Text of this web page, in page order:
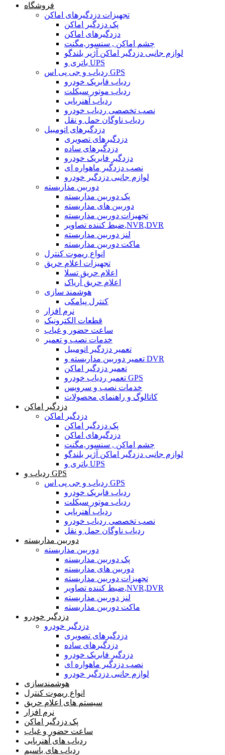
فروشگاه
تجهیزات دزدگیرهای اماکن
پک دزدگیر اماکن
دزدگیرهای اماکن
چشم اماکن , سنسور,مگنت
لوازم جانبی دزدگیر اماکن آژیر بلندگو
باتری و UPS
ردیاب و جی پی اس GPS
ردیاب فابریک خودرو
ردیاب موتور سیکلت
ردیاب آهنربایی
نصب تخصصی ردیاب خودرو
ردیاب ناوگان حمل و نقل
دزدگیرهای اتومبیل
دزدگیرهای تصویری
دزدگیرهای ساده
دزدگیر فابریک خودرو
نصب دزدگیر ماهواره ای
لوازم جانبی دزدگیر خودرو
دوربین مداربسته
پک دوربین مداربسته
دوربین های مداربسته
تجهیزات دوربین مداربسته
ضبط کننده تصاویر,NVR,DVR
لنز دوربین مداربسته
ماکت دوربین مداربسته
انواع ریموت کنترل
تجهیزات اعلام حریق
اعلام حریق تسلا
اعلام حریق آریاک
هوشمند سازی
کنترل پیامکی
نرم افزار
قطعات الکترونیک
ساعت حضور و غیاب
خدمات نصب و تعمیر
تعمیر دزدگیر اتومبیل
تعمیر دوربین مداربسته و DVR
تعمیر دزدگیر اماکن
تعمیر ردیاب خودرو GPS
خدمات نصب و سرویس
کاتالوگ و راهنمای محصولات
دزدگیر اماکن
دزدگیر اماکن
پک دزدگیر اماکن
دزدگیرهای اماکن
چشم اماکن , سنسور,مگنت
لوازم جانبی دزدگیر اماکن آژیر بلندگو
باتری و UPS
ردیاب و GPS
ردیاب و جی پی اس GPS
ردیاب فابریک خودرو
ردیاب موتور سیکلت
ردیاب آهنربایی
نصب تخصصی ردیاب خودرو
ردیاب ناوگان حمل و نقل
دوربین مداربسته
دوربین مداربسته
پک دوربین مداربسته
دوربین های مداربسته
تجهیزات دوربین مداربسته
ضبط کننده تصاویر,NVR,DVR
لنز دوربین مداربسته
ماکت دوربین مداربسته
دزدگیر خودرو
دزدگیر خودرو
دزدگیرهای تصویری
دزدگیرهای ساده
دزدگیر فابریک خودرو
نصب دزدگیر ماهواره ای
لوازم جانبی دزدگیر خودرو
هوشمندسازی
انواع ریموت کنترل
سیستم های اعلام حریق
نرم افزار
پک دزدگیر اماکن
ساعت حضور و غیاب
ردیاب های آهنربایی
ردیاب های باسیم